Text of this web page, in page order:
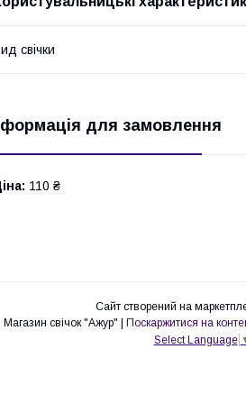
свічки
для замовлення
110 ₴
Сайт створений на
Магазин свічок "Ажур" | Поскаржитися на
Select Language